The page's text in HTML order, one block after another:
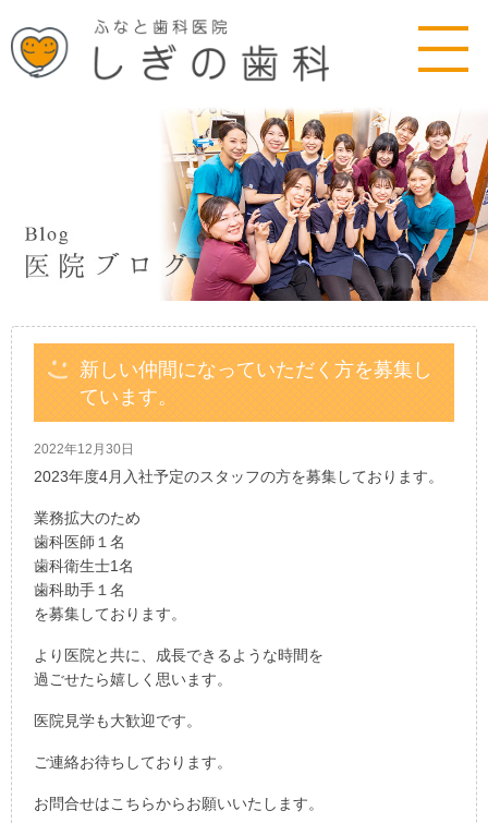
新しい仲間になっていただく方を募集し
ています。
2022年12月30日
2023年度4月入社予定のスタッフの方を募集しております。
業務拡大のため
歯科医師１名
歯科衛生士1名
歯科助手１名
を募集しております。
より医院と共に、成長できるような時間を
過ごせたら嬉しく思います。
医院見学も大歓迎です。
ご連絡お待ちしております。
お問合せはこちらからお願いいたします。